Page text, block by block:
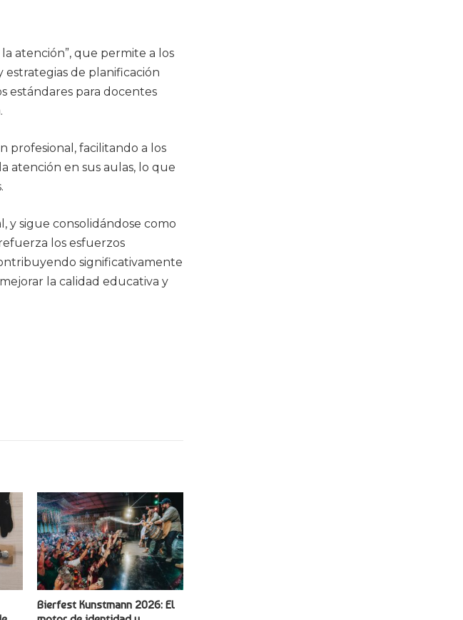
atención”, que permite a los
de planificación
estándares para docentes
profesional, facilitando a los
atención en sus aulas, lo que
y sigue consolidándose como
los esfuerzos
significativamente
la calidad educativa y
Bierfest Kunstmann 2026: El